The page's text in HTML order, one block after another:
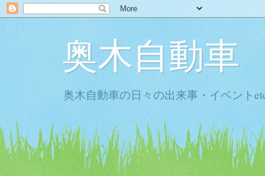
奥木自動車
奥木自動車の日々の出来事・イベント